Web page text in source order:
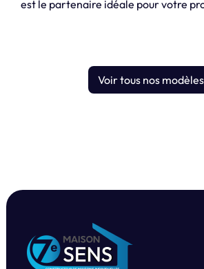
est le partenaire idéale pour votre
Voir tous nos